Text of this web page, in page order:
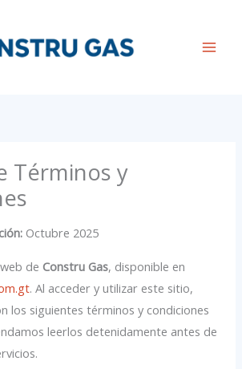
Términos y
Octubre 2025
de Constru Gas, disponible en
. Al acceder y utilizar este sitio,
los siguientes términos y condiciones
leerlos detenidamente antes de